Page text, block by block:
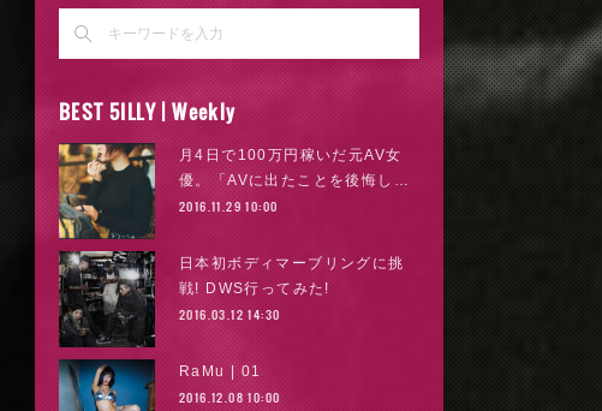
BEST 5ILLY | Weekly
月4日で100万円稼いだ元AV女
優。「AVに出たことを後悔し…
2016.11.29 10:00
日本初ボディマーブリングに挑
戦! DWS行ってみた!
2016.03.12 14:30
RaMu | 01
2016.12.08 10:00